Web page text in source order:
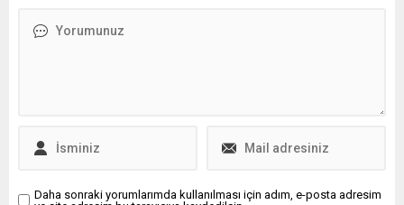
Daha sonraki yorumlarımda kullanılması için adım, e-posta adresim